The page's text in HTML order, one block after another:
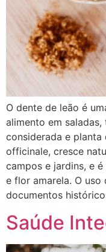
O dente de leão é
alimento em
considerada e planta
officinale, cresce
campos e jardins, e
e flor amarela. O uso
documentos
Saúde